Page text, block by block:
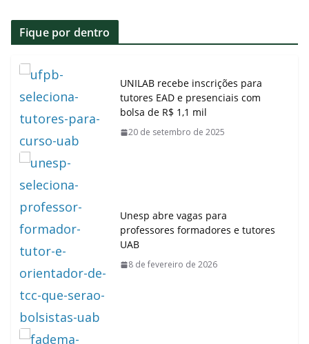
Fique por dentro
UNILAB recebe inscrições para
tutores EAD e presenciais com
bolsa de R$ 1,1 mil
20 de setembro de 2025
Unesp abre vagas para
professores formadores e tutores
UAB
8 de fevereiro de 2026